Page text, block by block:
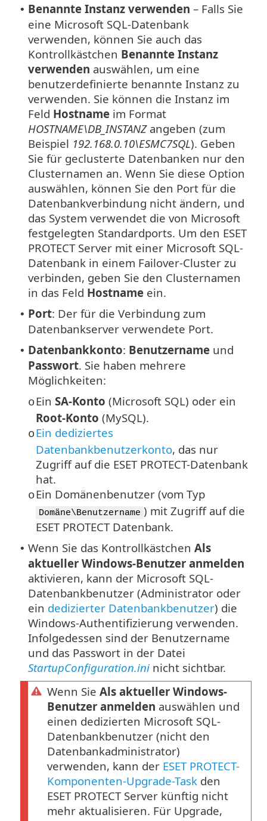
• Benannte Instanz verwenden – Falls Sie
eine Microsoft SQL-Datenbank
verwenden, können Sie auch das
Kontrollkästchen Benannte Instanz
verwenden auswählen, um eine
benutzerdefinierte benannte Instanz zu
verwenden. Sie können die Instanz im
Feld Hostname im Format
HOSTNAME\DB_INSTANZangeben (zum
Beispiel 192.168.0.10\ESMC7SQL). Geben
Sie für geclusterte Datenbanken nur den
Clusternamen an. Wenn Sie diese Option
auswählen, können Sie den Port für die
Datenbankverbindung nicht ändern, und
das System verwendet die von Microsoft
festgelegten Standardports. Um den ESET
PROTECT Server mit einer Microsoft SQL-
Datenbank in einem Failover-Cluster zu
verbinden, geben Sie den Clusternamen
in das Feld Hostname ein.
• Port: Der für die Verbindung zum
Datenbankserver verwendete Port.
• Datenbankkonto: Benutzername und
Passwort. Sie haben mehrere
Möglichkeiten:
oEin SA-Konto (Microsoft SQL) oder ein
Root-Konto (MySQL).
oEin dediziertes
Datenbankbenutzerkonto, das nur
Zugriff auf die ESET PROTECT-Datenbank
hat.
oEin Domänenbenutzer (vom Typ
Domäne\Benutzername ) mit Zugriff auf die
ESET PROTECT Datenbank.
• Wenn Sie das Kontrollkästchen Als
aktueller Windows-Benutzer anmelden
aktivieren, kann der Microsoft SQL-
Datenbankbenutzer (Administrator oder
ein dedizierter Datenbankbenutzer) die
Windows-Authentifizierung verwenden.
Infolgedessen sind der Benutzername
und das Passwort in der Datei
StartupConfiguration.ini nicht sichtbar.
Wenn Sie Als aktueller Windows-
Benutzer anmelden auswählen und
einen dedizierten Microsoft SQL-
Datenbankbenutzer (nicht den
Datenbankadministrator)
verwenden, kann der ESET PROTECT-
Komponenten-Upgrade-Task den
ESET PROTECT Server künftig nicht
mehr aktualisieren. Für Upgrade,